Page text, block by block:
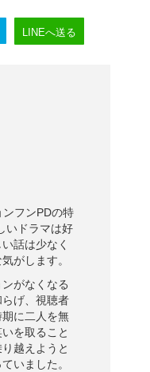
LINEへ送る
ンフンPDの特
いドラマは好
話は少なく
がします。
がなくなる
げ、視聴者
に二人を無
を取ること
越えようと
いました。